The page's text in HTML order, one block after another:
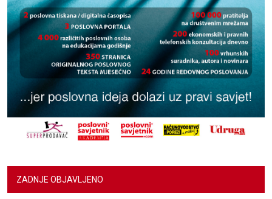
ZADNJE OBJAVLJENO